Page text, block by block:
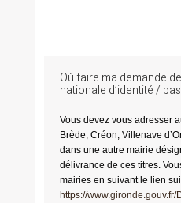
Où faire ma demande
nationale d’identité /
Vous devez vous adresser
Brède, Créon, Villenave
dans une autre mairie
délivrance de ces titres.
mairies en suivant le lien
https://www.gironde.gouv.fr/